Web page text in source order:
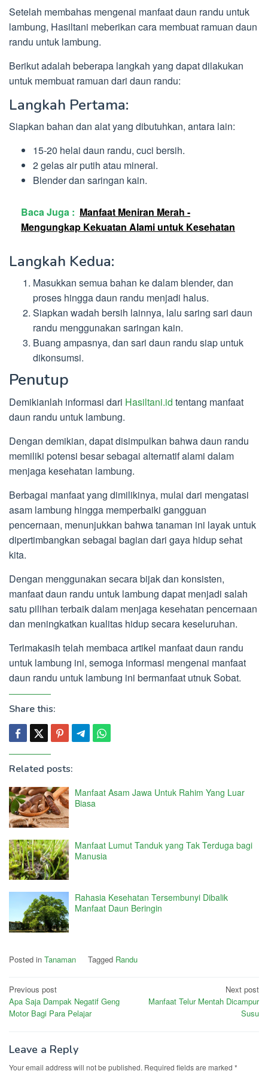
Setelah membahas mengenai manfaat daun randu untuk
lambung, Hasiltani meberikan cara membuat ramuan daun
randu untuk lambung.
Berikut adalah beberapa langkah yang dapat dilakukan
untuk membuat ramuan dari daun randu:
Langkah Pertama:
Siapkan bahan dan alat yang dibutuhkan, antara lain:
15-20 helai daun randu, cuci bersih.
2 gelas air putih atau mineral.
Blender dan saringan kain.
Baca Juga : Manfaat Meniran Merah -
Mengungkap Kekuatan Alami untuk Kesehatan
Langkah Kedua:
Masukkan semua bahan ke dalam blender, dan
proses hingga daun randu menjadi halus.
Siapkan wadah bersih lainnya, lalu saring sari daun
randu menggunakan saringan kain.
Buang ampasnya, dan sari daun randu siap untuk
dikonsumsi.
Penutup
Demikianlah informasi dari Hasiltani.id tentang manfaat
daun randu untuk lambung.
Dengan demikian, dapat disimpulkan bahwa daun randu
memiliki potensi besar sebagai alternatif alami dalam
menjaga kesehatan lambung.
Berbagai manfaat yang dimilikinya, mulai dari mengatasi
asam lambung hingga memperbaiki gangguan
pencernaan, menunjukkan bahwa tanaman ini layak untuk
dipertimbangkan sebagai bagian dari gaya hidup sehat
kita.
Dengan menggunakan secara bijak dan konsisten,
manfaat daun randu untuk lambung dapat menjadi salah
satu pilihan terbaik dalam menjaga kesehatan pencernaan
dan meningkatkan kualitas hidup secara keseluruhan.
Terimakasih telah membaca artikel manfaat daun randu
untuk lambung ini, semoga informasi mengenai manfaat
daun randu untuk lambung ini bermanfaat utnuk Sobat.
Share this:
Related posts:
Manfaat Asam Jawa Untuk Rahim Yang Luar
Biasa
Manfaat Lumut Tanduk yang Tak Terduga bagi
Manusia
Rahasia Kesehatan Tersembunyi Dibalik
Manfaat Daun Beringin
Posted in Tanaman Tagged Randu
Post
navigation
Previous post
Apa Saja Dampak Negatif Geng
Motor Bagi Para Pelajar
Next post
Manfaat Telur Mentah Dicampur
Susu
Leave a Reply
Your email address will not be published. Required fields are marked *